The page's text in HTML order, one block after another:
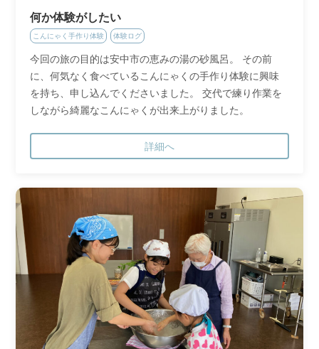
何か体験がしたい
こんにゃく手作り体験 体験ログ
今回の旅の目的は安中市の恵みの湯の砂風呂。 その前
に、何気なく食べているこんにゃくの手作り体験に興味
を持ち、申し込んでくださいました。 交代で練り作業を
しながら綺麗なこんにゃくが出来上がりました。
詳細へ